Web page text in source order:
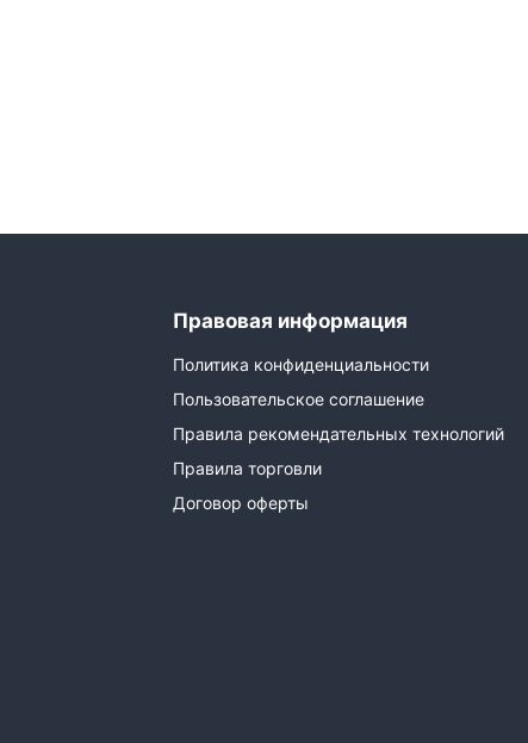
Правовая информация
Политика конфиденциальности
Пользовательское соглашение
Правила рекомендательных технологий
Правила торговли
Договор оферты